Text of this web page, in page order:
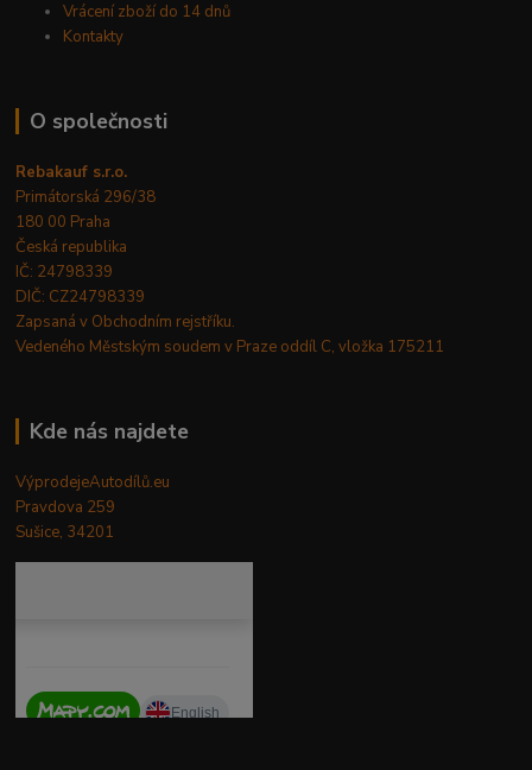
Vrácení zboží do 14 dnů
Kontakty
O společnosti
Rebakauf s.r.o.
Primátorská 296/38
180 00 Praha
Česká republika
IČ: 24798339
DIČ: CZ24798339
Zapsaná v Obchodním rejstříku.
Vedeného Městským soudem v Praze oddíl C, vložka 175211
Kde nás najdete
VýprodejeAutodílů.eu
Pravdova 259
Sušice, 34201